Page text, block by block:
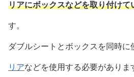
リアにボックスなどを取り付けて
す。
ダブルシートとボックスを同時に
リアなどを使用する必要がありま